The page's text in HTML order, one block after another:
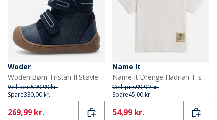
Woden
Woden Børn Tristan II Støvler 010 Navy
Vejl. pris599,99 kr.
Spare330,00 kr.
Current
269,99 kr.
Name It
Name It Drenge Hadrian T-shirt Cloud Dancer/Football
Vejl. pris99,99 kr.
Spare45,00 kr.
Current
54,99 kr.